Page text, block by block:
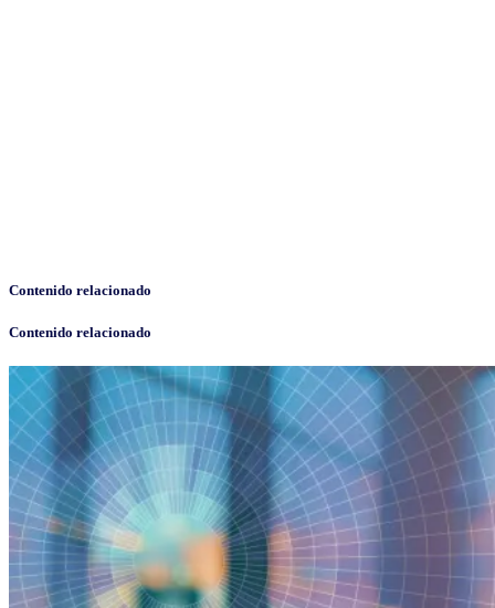
Contenido relacionado
Contenido relacionado